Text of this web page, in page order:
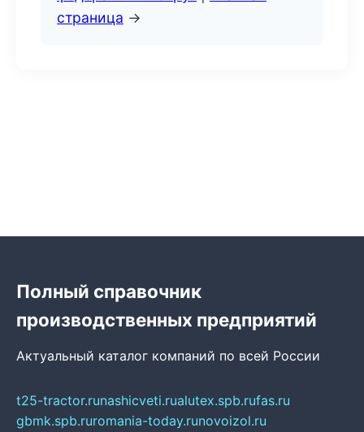
страница →
Полный справочник
производственных предприятий
Актуальный каталог компаний по всей России
t25-tractor.runashicveti.rualutex.spb.rufas.ru
gbmk.spb.ruromania-today.runovoizol.ru